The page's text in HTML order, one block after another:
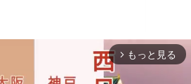
arrow_forward_ios もっと見る